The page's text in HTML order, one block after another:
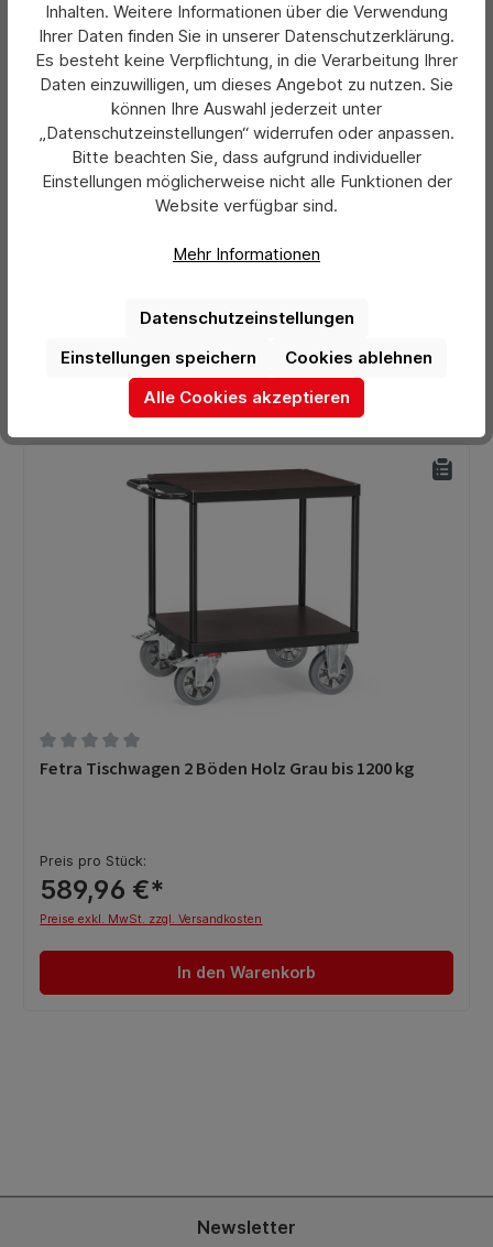
Durchschnittliche Bewertung von 0 von 5 Sternen
Fetra Tischwagen 2 Böden Holz Grau bis 1200 kg
Preise exkl. MwSt. zzgl. Versandkosten
Durchschnittliche Bewertung von 0 von 5 Sternen
Fetra Tischwagen 2 Böden Holz Grau bis 1200 kg
Preis pro Stück:
589,96 €*
Preise exkl. MwSt. zzgl. Versandkosten
In den Warenkorb
Newsletter
Inhalten. Weitere Informationen über die Verwendung
Ihrer Daten finden Sie in unserer Datenschutzerklärung.
Es besteht keine Verpflichtung, in die Verarbeitung Ihrer
Daten einzuwilligen, um dieses Angebot zu nutzen. Sie
können Ihre Auswahl jederzeit unter
„Datenschutzeinstellungen“ widerrufen oder anpassen.
Bitte beachten Sie, dass aufgrund individueller
Einstellungen möglicherweise nicht alle Funktionen der
Website verfügbar sind.
Mehr Informationen
Datenschutzeinstellungen
Cookies ablehnen
Einstellungen speichern
Alle Cookies akzeptieren